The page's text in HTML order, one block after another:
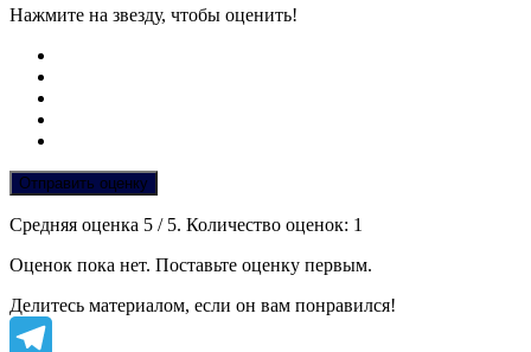
Нажмите на звезду, чтобы оценить!
Отправить оценку
Средняя оценка 5 / 5. Количество оценок: 1
Оценок пока нет. Поставьте оценку первым.
Делитесь материалом, если он вам понравился!